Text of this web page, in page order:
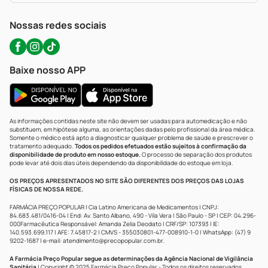
Nossas redes sociais
Baixe nosso APP
As informações contidas neste site não devem ser usadas para automedicação e não
substituem, em hipótese alguma, as orientações dadas pelo profissional da área médica.
Somente o médico está apto a diagnosticar qualquer problema de saúde e prescrever o
tratamento adequado. Todos os pedidos efetuados estão sujeitos à confirmação da
disponibilidade de produto em nosso estoque.O processo de separação dos produtos
pode levar até dois dias úteis dependendo da disponibilidade do estoque em loja.
OS PREÇOS APRESENTADOS NO SITE SÃO DIFERENTES DOS PREÇOS DAS LOJAS
FÍSICAS DE NOSSA REDE.
FARMÁCIA PREÇO POPULAR | Cia Latino Americana de Medicamentos | CNPJ:
84.683.481/0416-04 | End: Av. Santo Albano, 490 - Vila Vera | São Paulo - SP | CEP: 04.296-
000Farmacêutica Responsável: Amanda Zelia Deodato | CRF/SP: 107393 | IE:
140.593.699.117 | AFE: 7.45817-2 | CMVS - 355030801-477-008910-1-0 | WhatsApp: (47) 9
9202-1687 | e-mail: atendimento@precopopular.com.br.
A Farmácia Preço Popular segue as determinações da Agência Nacional de Vigilância